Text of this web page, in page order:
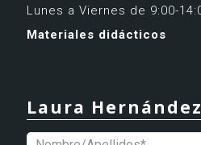
Lunes a Viernes de 9:00-
Materiales didácticos
Laura